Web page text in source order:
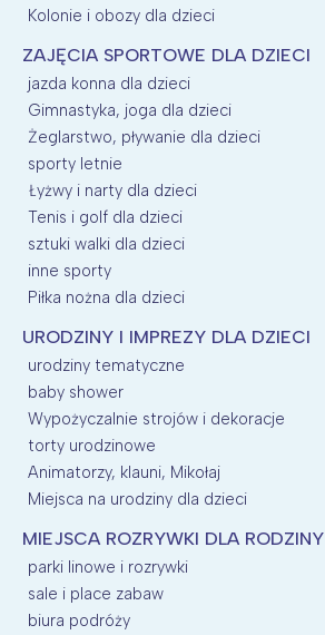
Kolonie i obozy dla dzieci
ZAJĘCIA SPORTOWE DLA DZIECI
jazda konna dla dzieci
Gimnastyka, joga dla dzieci
Żeglarstwo, pływanie dla dzieci
sporty letnie
Łyżwy i narty dla dzieci
Tenis i golf dla dzieci
sztuki walki dla dzieci
inne sporty
Piłka nożna dla dzieci
URODZINY I IMPREZY DLA DZIECI
urodziny tematyczne
baby shower
Wypożyczalnie strojów i dekoracje
torty urodzinowe
Animatorzy, klauni, Mikołaj
Miejsca na urodziny dla dzieci
MIEJSCA ROZRYWKI DLA RODZINY
parki linowe i rozrywki
sale i place zabaw
biura podróży